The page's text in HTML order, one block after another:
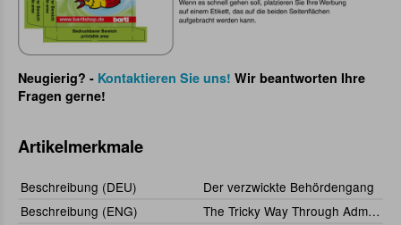
Neugierig? - Kontaktieren Sie uns! Wir beantworten Ihre
Fragen gerne!
Artikelmerkmale
Beschreibung (DEU)
Der verzwickte Behördengang
Beschreibung (ENG)
The Tricky Way Through Administration